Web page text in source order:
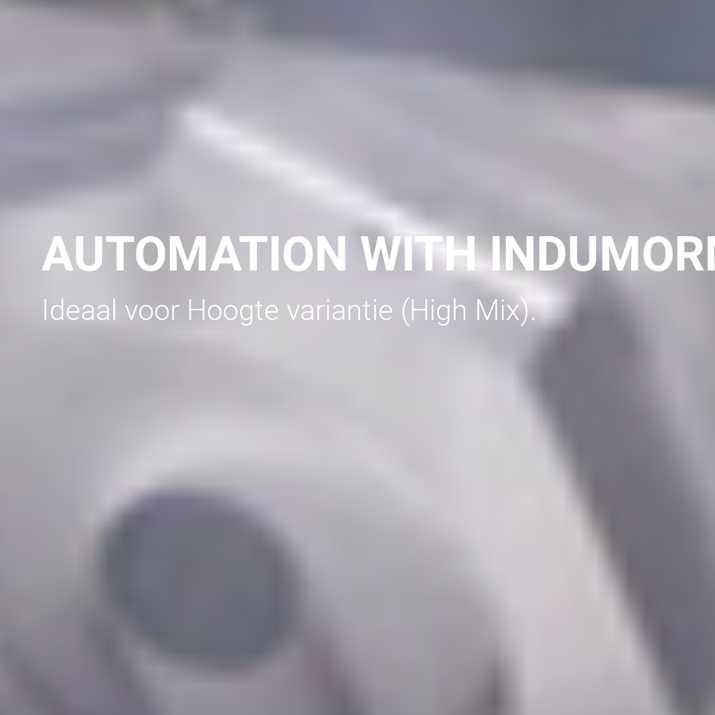
AUTOMATION WITH
Ideaal voor Hoogte variantie (High Mix).